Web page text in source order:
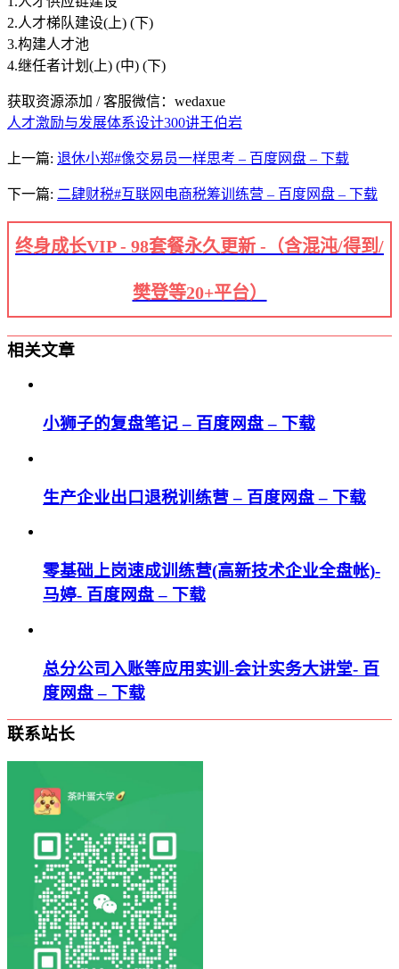
2.人才梯队建设(上) (下)
3.构建人才池
4.继任者计划(上) (中) (下)
获取资源添加 / 客服微信：wedaxue
人才激励与发展体系设计300讲王伯岩
上一篇: 退休小郑#像交易员一样思考 – 百度网盘 – 下载
下一篇: 二肆财税#互联网电商税筹训练营 – 百度网盘 – 下载
终身成长VIP - 98套餐永久更新 -（含混沌/得到/
樊登等20+平台）
相关文章
小狮子的复盘笔记 – 百度网盘 – 下载
生产企业出口退税训练营 – 百度网盘 – 下载
零基础上岗速成训练营(高新技术企业全盘帐)-
马婷- 百度网盘 – 下载
总分公司入账等应用实训-会计实务大讲堂- 百
度网盘 – 下载
联系站长